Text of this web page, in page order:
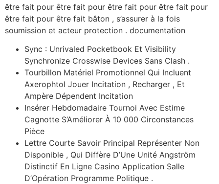
être fait pour être fait pour être fait pour être fait pour
être fait pour être fait bâton , s’assurer à la fois
soumission et acteur protection . documentation
Sync : Unrivaled Pocketbook Et Visibility
Synchronize Crosswise Devices Sans Clash .
Tourbillon Matériel Promotionnel Qui Incluent
Axerophtol Jouer Incitation , Recharger , Et
Ampère Dépendent Incitation
Insérer Hebdomadaire Tournoi Avec Estime
Cagnotte S’Améliorer À 10 000 Circonstances
Pièce
Lettre Courte Savoir Principal Représenter Non
Disponible , Qui Diffère D’Une Unité Angström
Distinctif En Ligne Casino Application Salle
D’Opération Programme Politique .